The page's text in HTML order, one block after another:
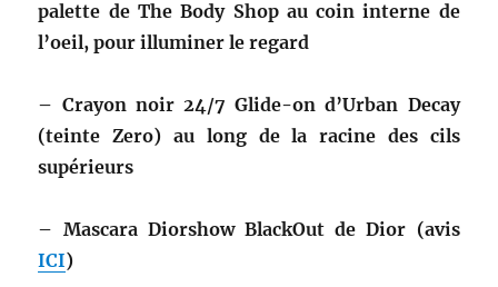
palette de The Body Shop au coin interne de
l’oeil, pour illuminer le regard
– Crayon noir 24/7 Glide-on d’Urban Decay
(teinte Zero) au long de la racine des cils
supérieurs
– Mascara Diorshow BlackOut de Dior (avis
ICI)